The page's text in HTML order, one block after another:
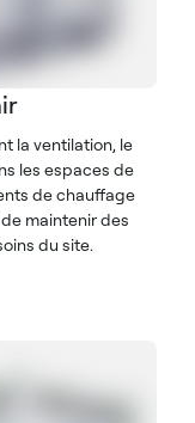
la ventilation, le
les espaces de
de chauffage
maintenir des
du site.